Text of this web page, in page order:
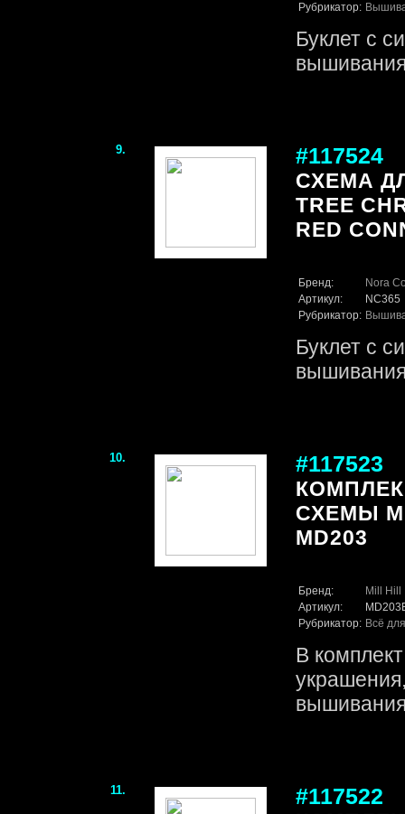
Рубрикатор:
Буклет с
9. #117524
СХЕМА
TREE
RED
Бренд:
Nora
Артикул:
NC365
Рубрикатор:
Буклет с
10. #117523
СХЕМЫ
MD203
Бренд:
Mill Hill
Артикул:
Рубрикатор: Всё
В
11. #117522